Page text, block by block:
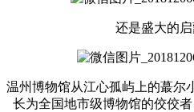
还是盛大的
温州博物馆从江心孤屿上的蕞尔
长为全国地市级博物馆的佼佼